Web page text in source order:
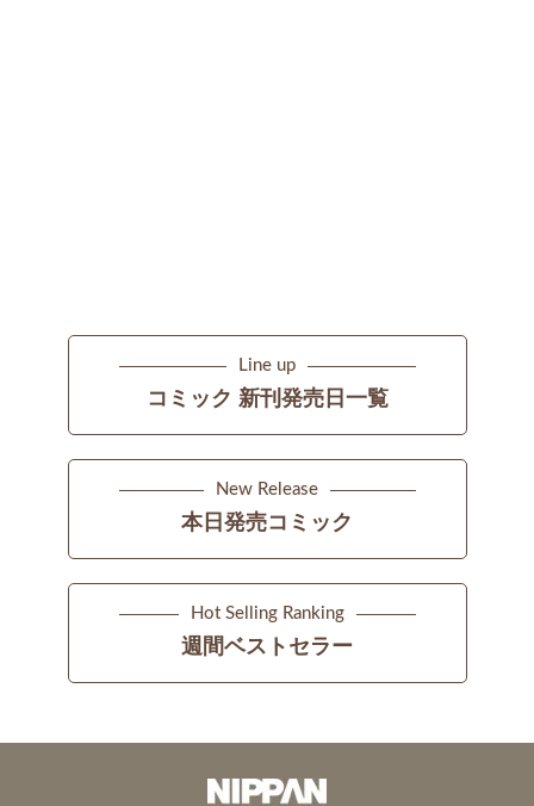
Line up
コミック 新刊発売日一覧
New Release
本日発売コミック
Hot Selling Ranking
週間ベストセラー